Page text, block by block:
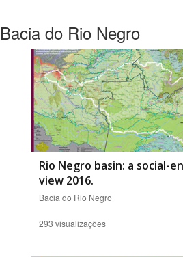
Bacia do Rio Negro
Rio Negro basin: a social-
view 2016.
Bacia do Rio Negro
293 visualizações